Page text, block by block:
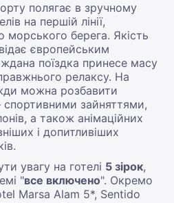
полягає в зручному
на першій лінії,
морського берега. Якість
європейським
поїздка принесе масу
релаксу. На
можна розбавити
спортивними зайняттями,
а також анімаційних
і допитливіших
увагу на готелі 5 зірок,
"все включено". Окремо
Marsa Alam 5*, Sentido